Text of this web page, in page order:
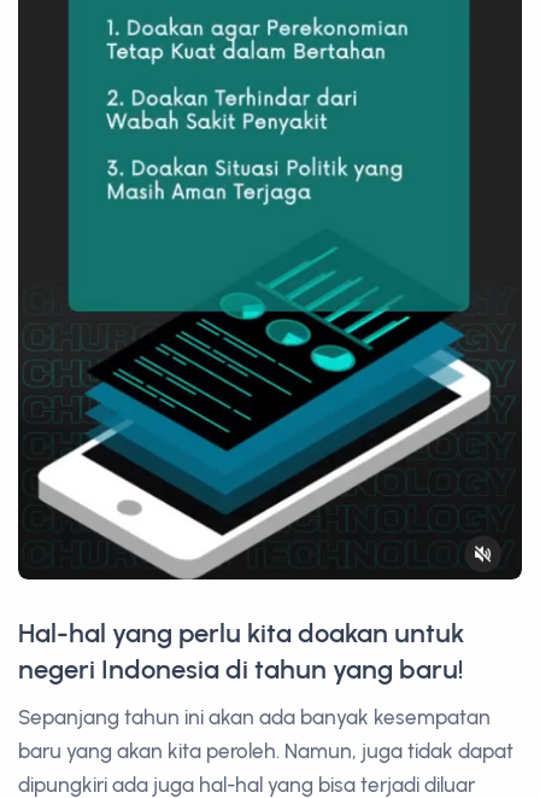
Hal-hal yang perlu kita doakan untuk
negeri Indonesia di tahun yang baru!
Sepanjang tahun ini akan ada banyak kesempatan
baru yang akan kita peroleh. Namun, juga tidak dapat
dipungkiri ada juga hal-hal yang bisa terjadi diluar